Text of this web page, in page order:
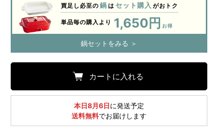
買足し必至の 鍋 は セット購入 がおトク
単品毎の購入より 1,650円 お得
鍋セットをみる ＞
カートに入れる
本日8月6日に発送予定
送料無料でお届けします